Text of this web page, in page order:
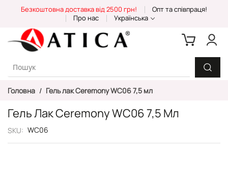
Content
Безкоштовна доставка від 2500 грн!
Опт та співпраця!
Про нас
Українська
Головна Гель лак Ceremony WC06 7,5 мл
Гель Лак Ceremony WC06 7,5 Мл
SKU WC06